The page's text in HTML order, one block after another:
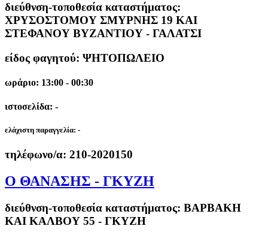
διεύθνση-τοποθεσία καταστήματος:
ΧΡΥΣΟΣΤΟΜΟΥ ΣΜΥΡΝΗΣ 19 ΚΑΙ
ΣΤΕΦΑΝΟΥ ΒΥΖΑΝΤΙΟΥ - ΓΑΛΑΤΣΙ
είδος φαγητού: ΨΗΤΟΠΩΛΕΙΟ
ωράριο: 13:00 - 00:30
ιστοσελίδα: -
ελάχιστη παραγγελία: -
τηλέφωνο/α: 210-2020150
Ο ΘΑΝΑΣΗΣ - ΓΚΥΖΗ
διεύθνση-τοποθεσία καταστήματος: ΒΑΡΒΑΚΗ
ΚΑΙ ΚΑΛΒΟΥ 55 - ΓΚΥΖΗ